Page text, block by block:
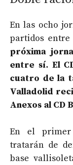
En las ocho
partidos entre
próxima
entre sí. El
cuatro de la
Valladolid
Anexos al CD
En el
tratarán de
base